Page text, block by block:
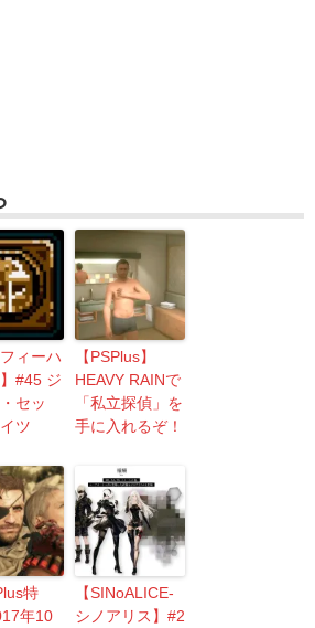
フィーハ
#45 ジ
セッ
ツ
【PSPlus】
HEAVY RAINで
「私立探偵」を
手に入れるぞ！
特
年10
【SINoALICE-
シノアリス】#2